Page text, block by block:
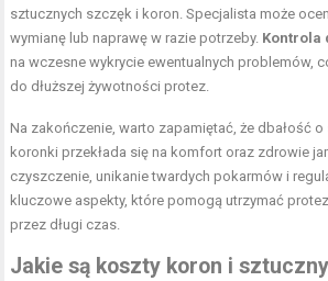
sztucznych szczęk i koron. Specjalista może
wymianę lub naprawę w razie potrzeby. Kontrola
na wczesne wykrycie ewentualnych problemów,
do dłuższej żywotności protez.
Na zakończenie, warto zapamiętać, że dbałość
koronki przekłada się na komfort oraz zdrowie
czyszczenie, unikanie twardych pokarmów i
kluczowe aspekty, które pomogą utrzymać
przez długi czas.
Jakie są koszty koron i